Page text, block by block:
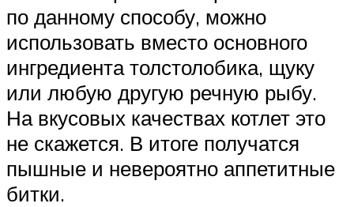
по данному способу, можно
использовать вместо основного
ингредиента толстолобика, щуку
или любую другую речную рыбу.
На вкусовых качествах котлет это
не скажется. В итоге получатся
пышные и невероятно аппетитные
битки.